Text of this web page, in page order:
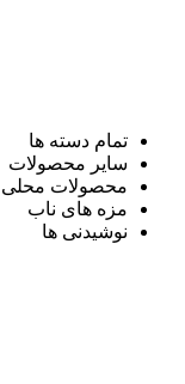
تمام دسته ها
سایر محصولات
محصولات محلی
مزه های ناب
نوشیدنی ها